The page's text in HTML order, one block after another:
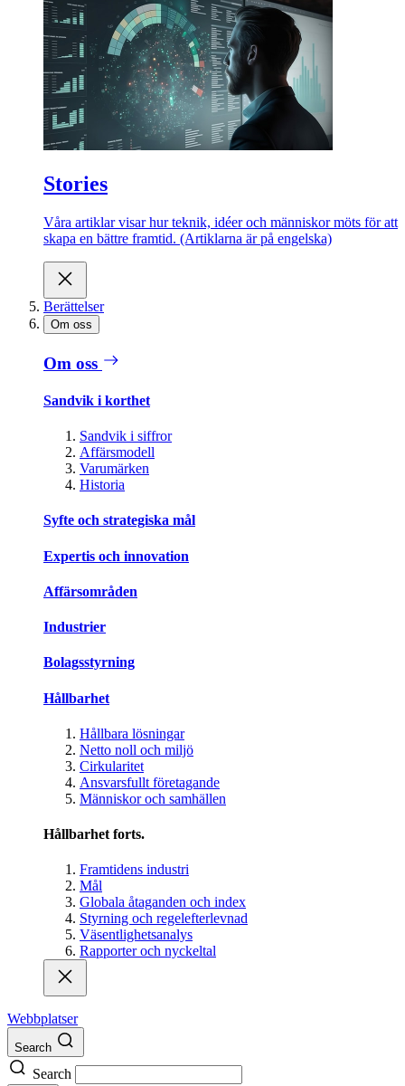
Stories
Våra artiklar visar hur teknik, idéer och människor möts för att
skapa en bättre framtid. (Artiklarna är på engelska)
Berättelser
Om oss
Om oss
Sandvik i korthet
Sandvik i siffror
Affärsmodell
Varumärken
Historia
Syfte och strategiska mål
Expertis och innovation
Affärsområden
Industrier
Bolagsstyrning
Hållbarhet
Hållbara lösningar
Netto noll och miljö
Cirkularitet
Ansvarsfullt företagande
Människor och samhällen
Hållbarhet forts.
Framtidens industri
Mål
Globala åtaganden och index
Styrning och regelefterlevnad
Väsentlighetsanalys
Rapporter och nyckeltal
Webbplatser
Search
Search